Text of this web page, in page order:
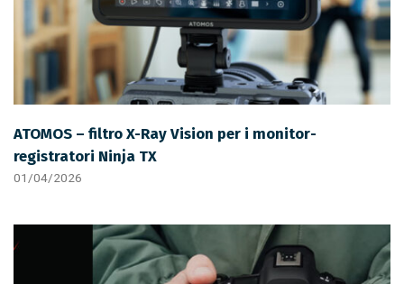
ATOMOS – filtro X-Ray Vision per i monitor-
registratori Ninja TX
01/04/2026